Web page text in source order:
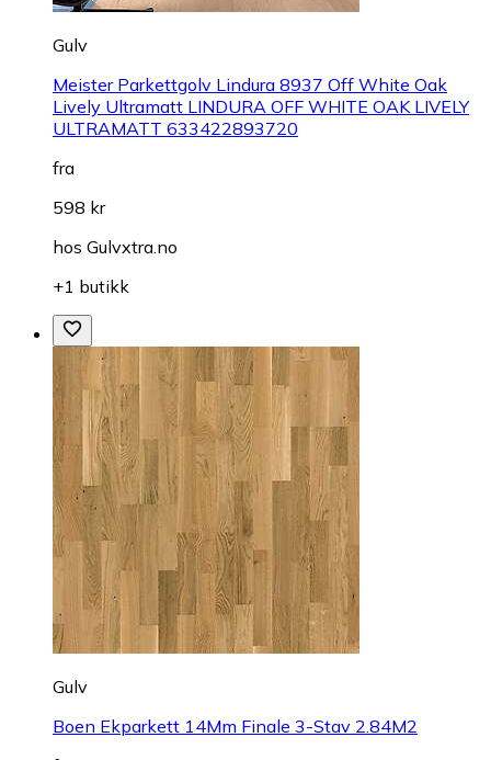
Gulv
Meister Parkettgolv Lindura 8937 Off White Oak
Lively Ultramatt LINDURA OFF WHITE OAK LIVELY
ULTRAMATT 633422893720
fra
598 kr
hos Gulvxtra.no
+1 butikk
Gulv
Boen Ekparkett 14Mm Finale 3-Stav 2.84M2